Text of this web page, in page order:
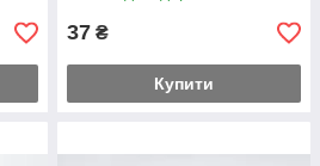
37 ₴
Купити